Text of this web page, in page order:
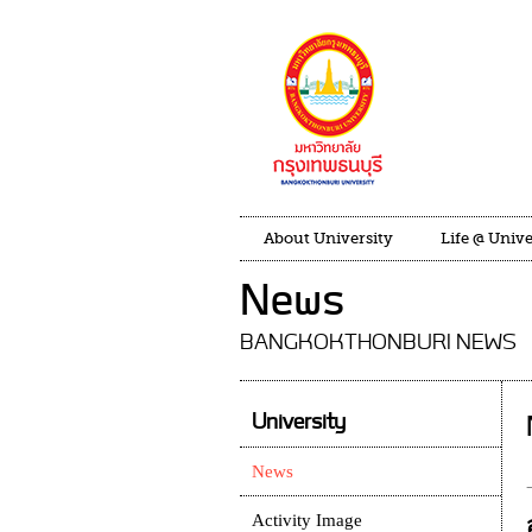
About University Life @
News
BANGKOKTHONBURI NEWS
University
News
Activity Image